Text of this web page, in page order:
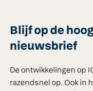
Blijf op de
nieuwsbrief
De ontwikkelingen op
razendsnel op. Ook in